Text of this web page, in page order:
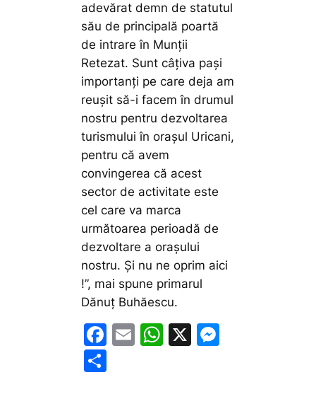
adevărat demn de statutul
său de principală poartă
de intrare în Munții
Retezat. Sunt câțiva pași
importanți pe care deja am
reușit să-i facem în drumul
nostru pentru dezvoltarea
turismului în orașul Uricani,
pentru că avem
convingerea că acest
sector de activitate este
cel care va marca
următoarea perioadă de
dezvoltare a orașului
nostru. Și nu ne oprim aici
!”, mai spune primarul
Dănuț Buhăescu.
F
E
W X